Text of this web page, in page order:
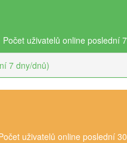
Počet uživatelů online poslední
7 dny/dnů)
uživatelů online poslední